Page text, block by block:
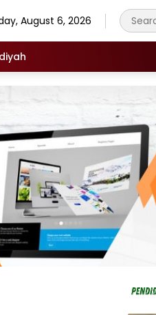
August 6, 2026